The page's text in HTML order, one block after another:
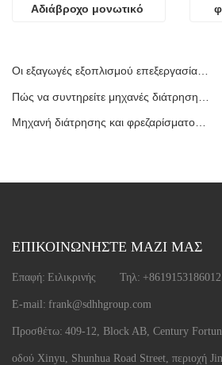
Αδιάβροχο μονωτικό
Οι εξαγωγές εξοπλισμού επεξεργασίας μονωτικού γυαλιού μας έχουν φτάσει σε νέα υψηλά επίπεδα, συμβάλλοντας στην ανάπτυξη πράσινων κτιρίων παγκοσμίως.
ΕΠΙΚΟΙΝΩΝΗΣΤΕ ΜΑΖΙ ΜΑΣ
Επαφή: Ειλικρινής Τηλ: +8619153186012
E-mail: frank@sdhhgroup.com
Προσθέτω: 409-12, Block AB, Century
οδού Xinyu, Shunhua Road Street, περιοχή